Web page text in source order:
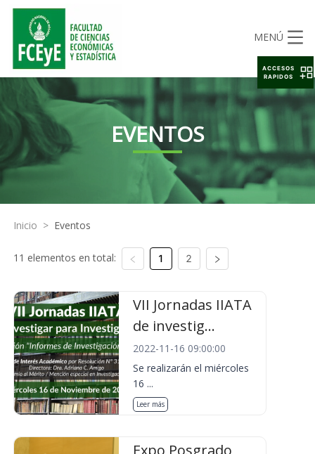
MENÚ
EVENTOS
Inicio > Eventos
11 elementos en total: 1 2
VII Jornadas IIATA
de investig...
2022-11-16 09:00:00
Se realizarán el miércoles
16 ...
Leer más
Expo Posgrado
ACCESOS
RAPIDOS